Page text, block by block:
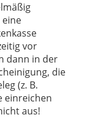
vor
dann in der
die
(z. B.
einreichen
aus!